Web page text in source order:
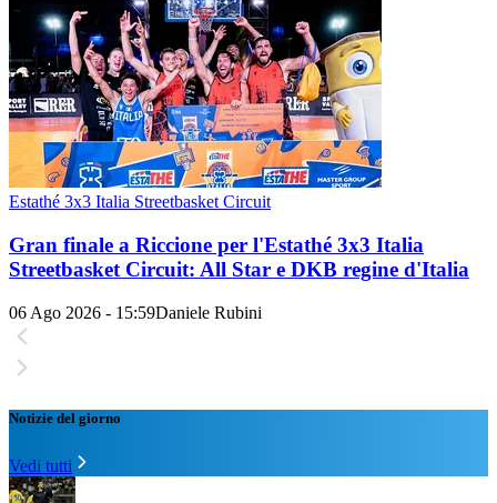
Estathé 3x3 Italia Streetbasket Circuit
Gran finale a Riccione per l'Estathé 3x3 Italia
Streetbasket Circuit: All Star e DKB regine d'Italia
06 Ago 2026 - 15:59Daniele Rubini
Notizie del giorno
Vedi tutti